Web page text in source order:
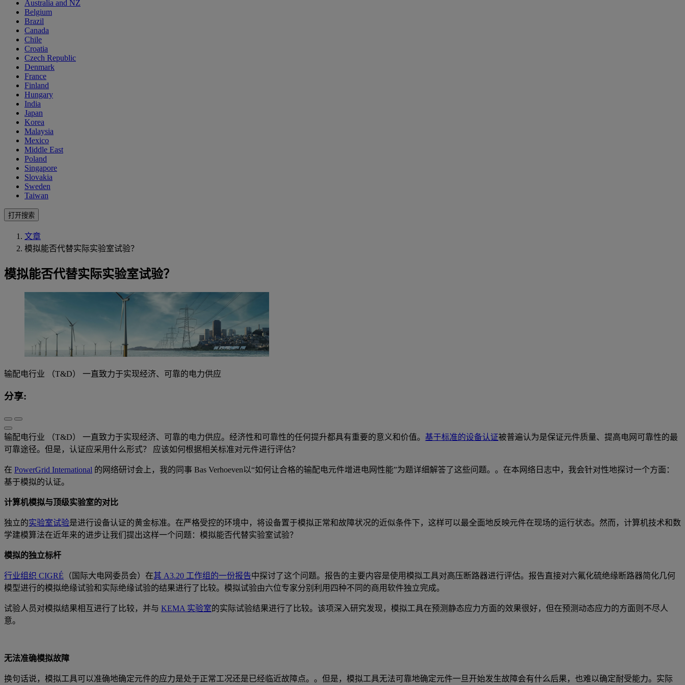
Australia and NZ
Belgium
Brazil
Canada
Chile
Croatia
Czech Republic
Denmark
France
Finland
Hungary
India
Japan
Korea
Malaysia
Mexico
Middle East
Poland
Singapore
Slovakia
Sweden
Taiwan
打开搜索
文章
模拟能否代替实际实验室试验？
模拟能否代替实际实验室试验？
输配电行业 （T&D） 一直致力于实现经济、可靠的电力供应
分享:
输配电行业 （T&D） 一直致力于实现经济、可靠的电力供应。经济性和可靠性的任何提升都具有重要的意义和价值。 基于标准的设备认证被普遍认为是保证元件质量、提高电网可靠性的最
可靠途径。但是，认证应采用什么形式？ 应该如何根据相关标准对元件进行评估？
在 PowerGrid International 的网络研讨会上，我的同事 Bas Verhoeven以“如何让合格的输配电元件增进电网性能”为题详细解答了这些问题。。在本网络日志中，我会针对性地探讨一个方面：
基于模拟的认证。
计算机模拟与顶级实验室的对比
独立的实验室试验是进行设备认证的黄金标准。在严格受控的环境中，将设备置于模拟正常和故障状况的近似条件下，这样可以最全面地反映元件在现场的运行状态。然而，计算机技术和数
学建模算法在近年来的进步让我们提出这样一个问题：模拟能否代替实验室试验？
模拟的独立标杆
行业组织 CIGRÉ （国际大电网委员会）在其 A3.20 工作组的一份报告中探讨了这个问题。报告的主要内容是使用模拟工具对高压断路器进行评估。报告直接对六氟化硫绝缘断路器简化几何
模型进行的模拟绝缘试验和实际绝缘试验的结果进行了比较。模拟试验由六位专家分别利用四种不同的商用软件独立完成。
试验人员对模拟结果相互进行了比较，并与 KEMA 实验室的实际试验结果进行了比较。该项深入研究发现，模拟工具在预测静态应力方面的效果很好，但在预测动态应力的方面则不尽人
意。
无法准确模拟故障
换句话说，模拟工具可以准确地确定元件的应力是处于正常工况还是已经临近故障点。。但是，模拟工具无法可靠地确定元件一旦开始发生故障会有什么后果，也难以确定耐受能力。实际